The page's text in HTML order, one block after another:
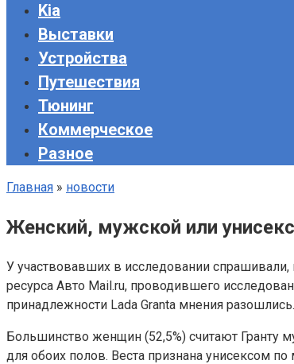
Kia
Выставки
Устройства
Путешествия
Тюнинг
Коммерческое
Разное
Главная » новости
Женский, мужской или
У участвовавших в исследовании
ресурса Авто Mail.ru, проводившего
принадлежности Lada Granta мнения разошлись.
Большинство женщин (52,5%) считают Гранту
для обоих полов. Веста признана унисексом